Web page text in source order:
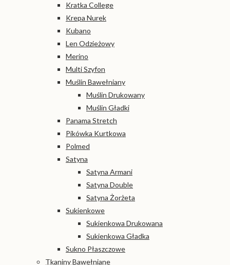
Kratka College
Krepa Nurek
Kubano
Len Odzieżowy
Merino
Multi Szyfon
Muślin Bawełniany
Muślin Drukowany
Muślin Gładki
Panama Stretch
Pikówka Kurtkowa
Polmed
Satyna
Satyna Armani
Satyna Double
Satyna Żorżeta
Sukienkowe
Sukienkowa Drukowana
Sukienkowa Gładka
Sukno Płaszczowe
Tkaniny Bawełniane